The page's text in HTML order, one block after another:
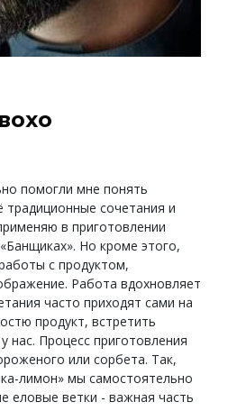
помогли мне понять
традиционные сочетания и
в приготовлении
Но кроме этого,
с продуктом,
Работа вдохновляет
часто приходят сами на
продукт, встретить
Процесс приготовления
или сорбета. Так,
лимон» мы самостоятельно
еловые ветки - важная часть